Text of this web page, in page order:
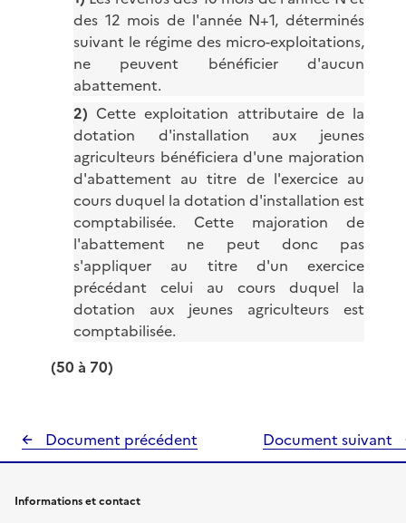
des 12 mois de l'année N+1, déterminés
suivant le régime des micro-exploitations,
ne peuvent bénéficier d'aucun
abattement.
2) Cette exploitation attributaire de la
dotation d'installation aux jeunes
agriculteurs bénéficiera d'une majoration
d'abattement au titre de l'exercice au
cours duquel la dotation d'installation est
comptabilisée. Cette majoration de
l'abattement ne peut donc pas
s'appliquer au titre d'un exercice
précédant celui au cours duquel la
dotation aux jeunes agriculteurs est
comptabilisée.
(50 à 70)
Document précédent Document suivant
Informations et contact